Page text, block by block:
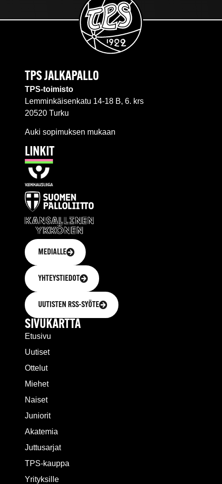
TPS JALKAPALLO
TPS-toimisto
Lemminkäisenkatu 14-18 B, 6. krs
20520 Turku
Auki sopimuksen mukaan
LINKIT
MEDIALLE
YHTEYSTIEDOT
UUTISTEN RSS-SYÖTE
SIVUKARTTA
Etusivu
Uutiset
Ottelut
Miehet
Naiset
Juniorit
Akatemia
Juttusarjat
TPS-kauppa
Yrityksille